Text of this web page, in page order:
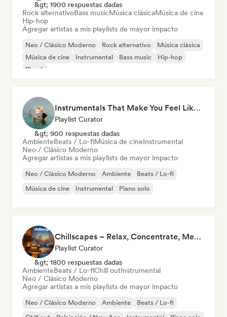
&gt; 1900 respuestas dadas
Rock alternativoBass musicMúsica clásicaMúsica de cine
Hip-hop
Agregar artistas a mis playlists de mayor impacto
Neo / Clásico Moderno Rock alternativo
Música clásica
Música de cine
Instrumental Bass music
Hip-hop
Phonk
Instrumentals That Make You Feel Like Floating
Playlist Curator
&gt; 900 respuestas dadas
AmbienteBeats / Lo-fiMúsica de cineInstrumental
Neo / Clásico Moderno
Agregar artistas a mis playlists de mayor impacto
Neo / Clásico Moderno Ambiente
Beats / Lo-fi
Música de cine
Instrumental Piano solo
Chillscapes ~ Relax, Concentrate, Meditate, Sleep, Dream
Playlist Curator
&gt; 1800 respuestas dadas
AmbienteBeats / Lo-fiChill outInstrumental
Neo / Clásico Moderno
Agregar artistas a mis playlists de mayor impacto
Neo / Clásico Moderno Ambiente
Beats / Lo-fi